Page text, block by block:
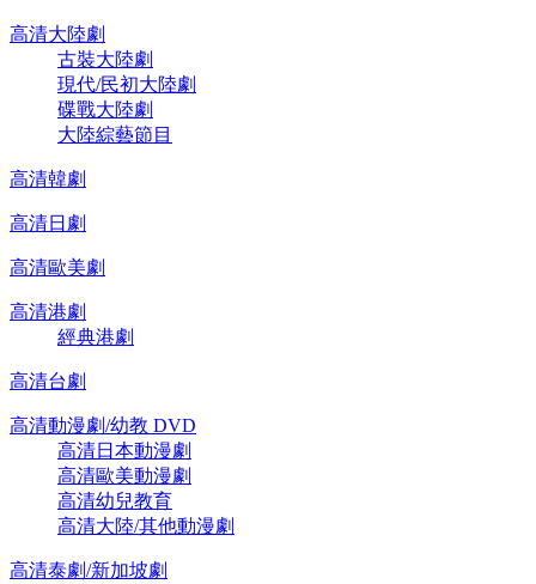
高清大陸劇
古裝大陸劇
現代/民初大陸劇
碟戰大陸劇
大陸綜藝節目
高清韓劇
高清日劇
高清歐美劇
高清港劇
經典港劇
高清台劇
高清動漫劇/幼教 DVD
高清日本動漫劇
高清歐美動漫劇
高清幼兒教育
高清大陸/其他動漫劇
高清泰劇/新加坡劇